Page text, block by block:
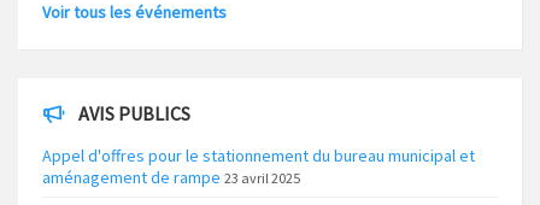
Voir tous les événements
AVIS PUBLICS
Appel d'offres pour le stationnement du bureau municipal et
aménagement de rampe 23 avril 2025